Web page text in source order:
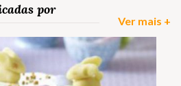
por
Ver mais +